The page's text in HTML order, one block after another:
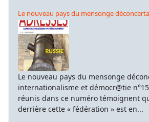
Le nouveau pays du mensonge
Le nouveau pays du mensonge
internationalisme et démocr@tie
réunis dans ce numéro témoignent
derrière cette « fédération » est en...